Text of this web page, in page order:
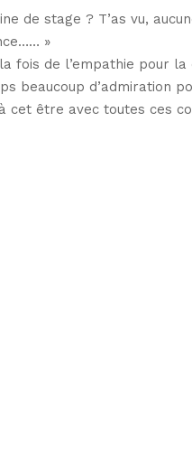
de stage ? T’as vu,
»
fois de l’empathie pour
beaucoup d’admiration
cet être avec toutes ces